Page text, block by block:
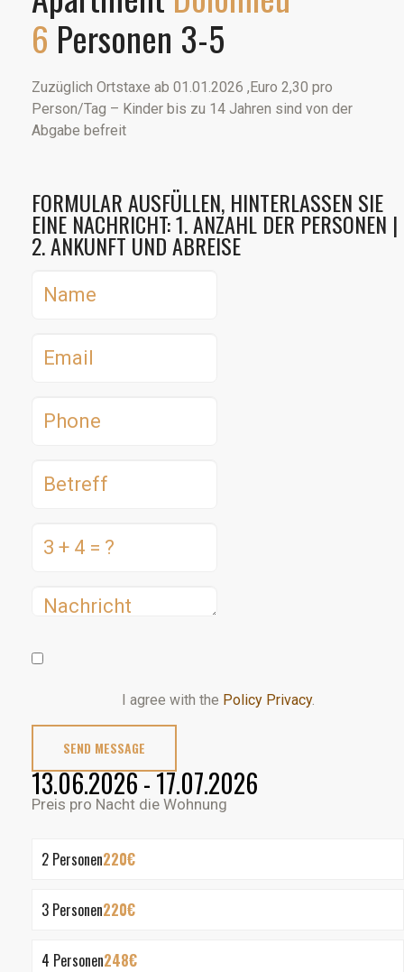
6 Personen 3-5
Zuzüglich Ortstaxe ab 01.01.2026 ,Euro 2,30 pro
Person/Tag – Kinder bis zu 14 Jahren sind von der
Abgabe befreit
FORMULAR AUSFÜLLEN, HINTERLASSEN SIE
EINE NACHRICHT: 1. ANZAHL DER PERSONEN |
2. ANKUNFT UND ABREISE
I agree with the Policy Privacy.
SEND MESSAGE
13.06.2026 - 17.07.2026
Preis pro Nacht die Wohnung
2 Personen220€
3 Personen220€
4 Personen248€